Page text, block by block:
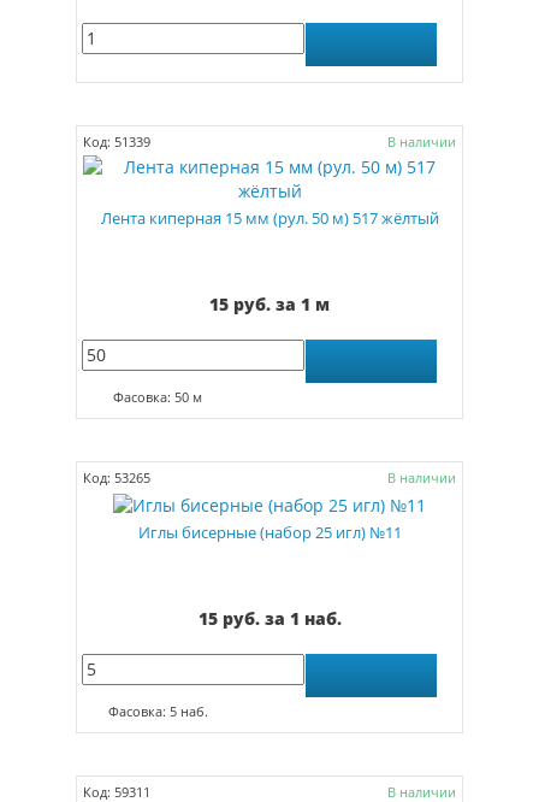
Код: 51339 В наличии
Лента киперная 15 мм (рул. 50 м) 517 жёлтый
15 руб. за 1 м
Фасовка: 50 м
Код: 53265 В наличии
Иглы бисерные (набор 25 игл) №11
15 руб. за 1 наб.
Фасовка: 5 наб.
Код: 59311 В наличии